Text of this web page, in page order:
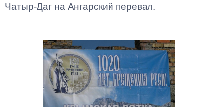
Чатыр-Даг на Ангарский перевал.